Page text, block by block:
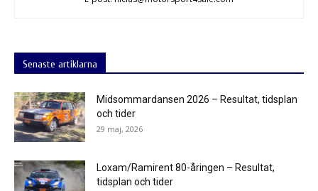
Senaste artiklarna
Midsommardansen 2026 – Resultat, tidsplan
och tider
29 maj, 2026
Loxam/Ramirent 80-åringen – Resultat,
tidsplan och tider